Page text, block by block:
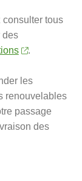
consulter tous
des
.
les
renouvelables
passage
des